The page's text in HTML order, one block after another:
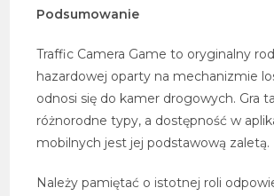
Podsumowanie
Traffic Camera Game to oryginalny
hazardowej oparty na mechanizmie
odnosi się do kamer drogowych. Gra
różnorodne typy, a dostępność w
mobilnych jest jej podstawową zaletą.
Należy pamiętać o istotnej roli